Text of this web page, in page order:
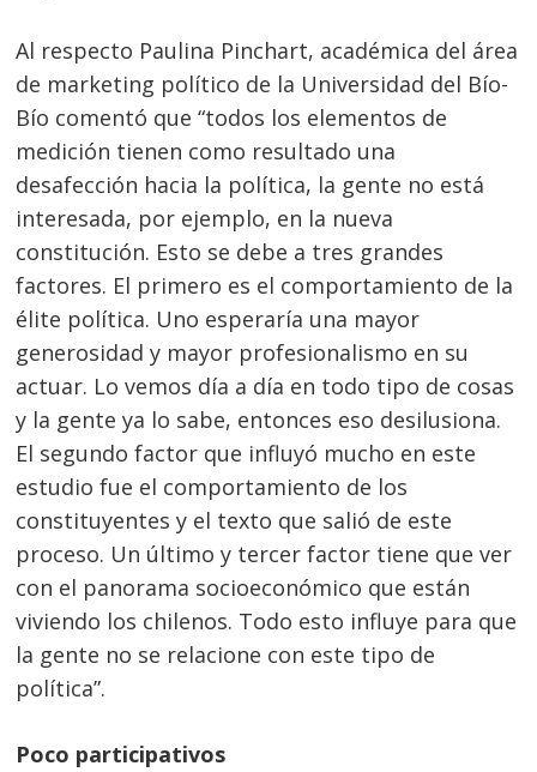
Al respecto Paulina Pinchart, académica del área
de marketing político de la Universidad del Bío-
Bío comentó que “todos los elementos de
medición tienen como resultado una
desafección hacia la política, la gente no está
interesada, por ejemplo, en la nueva
constitución. Esto se debe a tres grandes
factores. El primero es el comportamiento de la
élite política. Uno esperaría una mayor
generosidad y mayor profesionalismo en su
actuar. Lo vemos día a día en todo tipo de cosas
y la gente ya lo sabe, entonces eso desilusiona.
El segundo factor que influyó mucho en este
estudio fue el comportamiento de los
constituyentes y el texto que salió de este
proceso. Un último y tercer factor tiene que ver
con el panorama socioeconómico que están
viviendo los chilenos. Todo esto influye para que
la gente no se relacione con este tipo de
política”.
Poco participativos